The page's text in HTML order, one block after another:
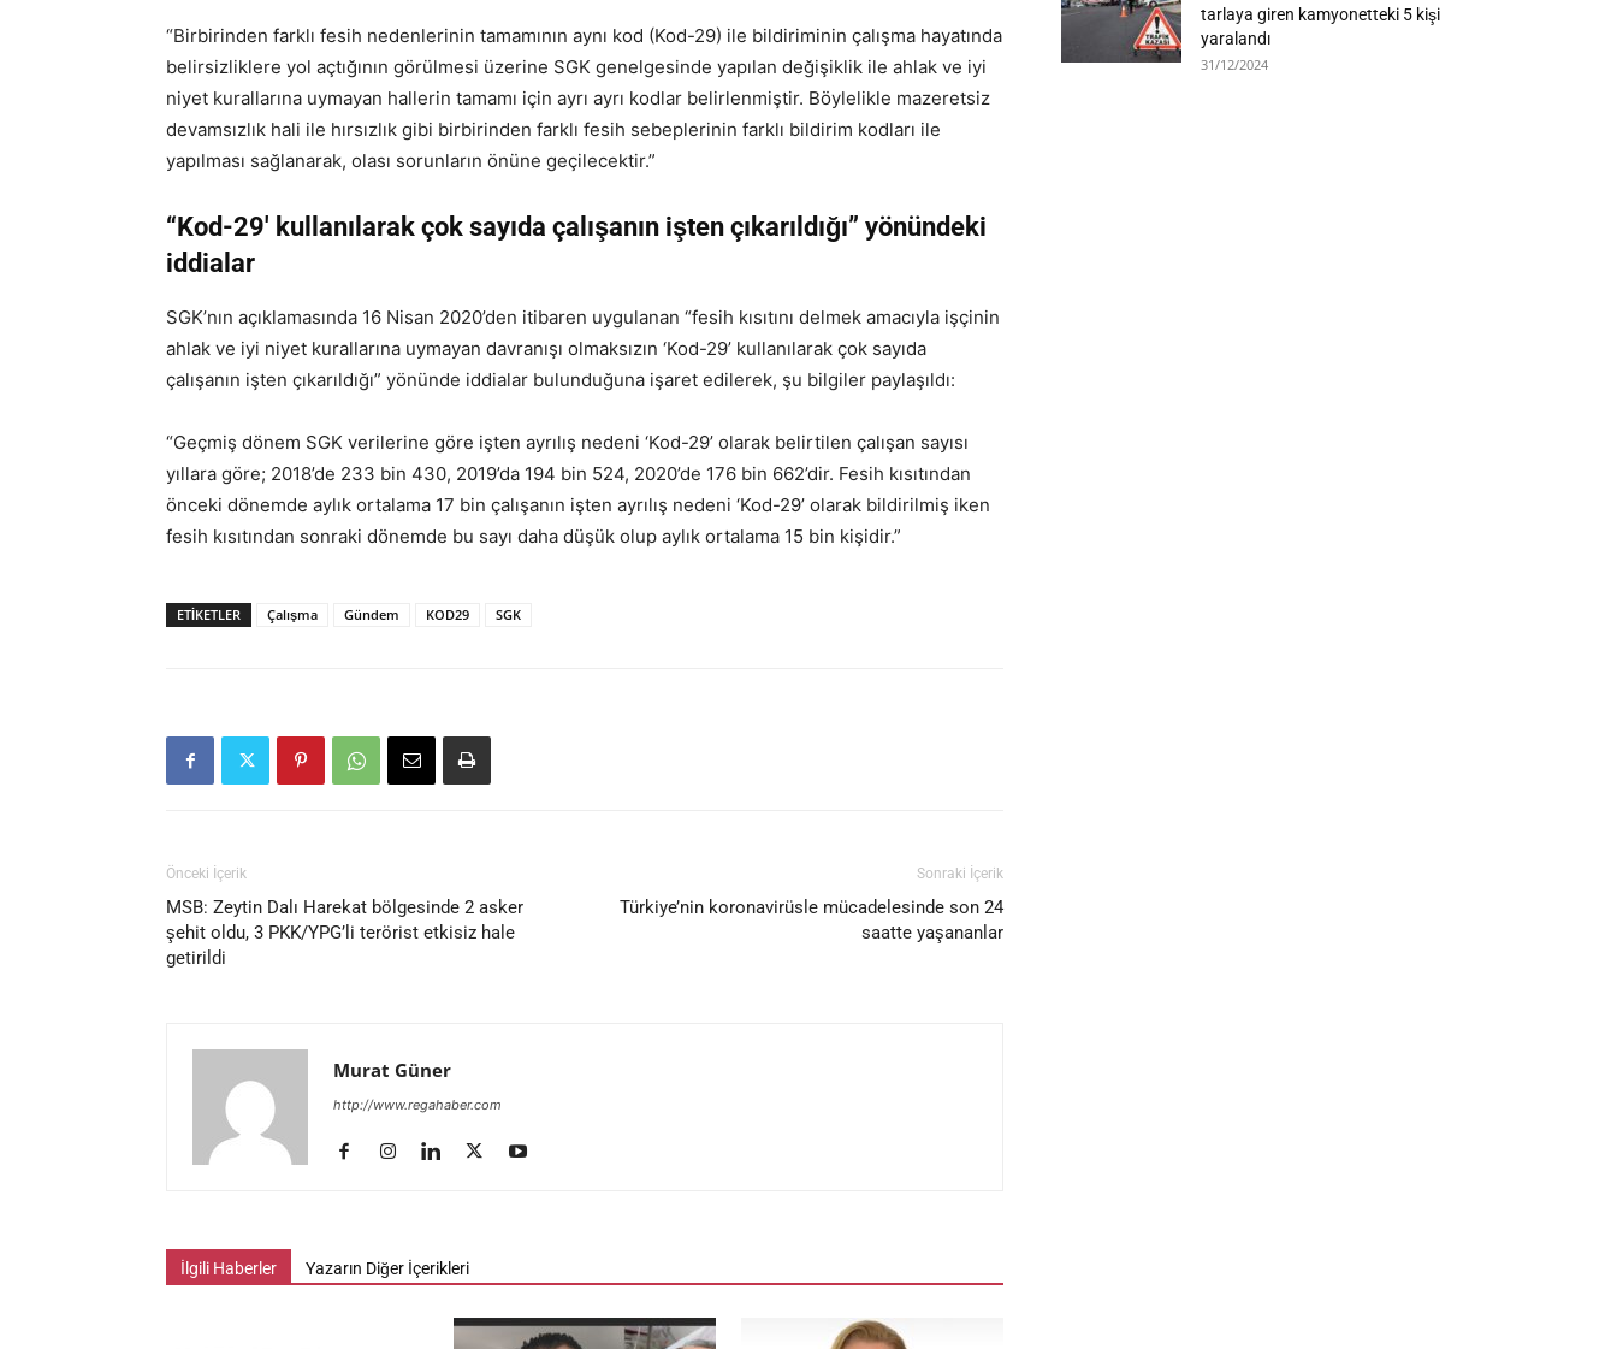
“Birbirinden farklı fesih nedenlerinin tamamının aynı kod (Kod-29) ile bildiriminin çalışma hayatında
belirsizliklere yol açtığının görülmesi üzerine SGK genelgesinde yapılan değişiklik ile ahlak ve iyi
niyet kurallarına uymayan hallerin tamamı için ayrı ayrı kodlar belirlenmiştir. Böylelikle mazeretsiz
devamsızlık hali ile hırsızlık gibi birbirinden farklı fesih sebeplerinin farklı bildirim kodları ile
yapılması sağlanarak, olası sorunların önüne geçilecektir.”
“Kod-29′ kullanılarak çok sayıda çalışanın işten çıkarıldığı” yönündeki
iddialar
SGK’nın açıklamasında 16 Nisan 2020’den itibaren uygulanan “fesih kısıtını delmek amacıyla işçinin
ahlak ve iyi niyet kurallarına uymayan davranışı olmaksızın ‘Kod-29’ kullanılarak çok sayıda
çalışanın işten çıkarıldığı” yönünde iddialar bulunduğuna işaret edilerek, şu bilgiler paylaşıldı:
“Geçmiş dönem SGK verilerine göre işten ayrılış nedeni ‘Kod-29’ olarak belirtilen çalışan sayısı
yıllara göre; 2018’de 233 bin 430, 2019’da 194 bin 524, 2020’de 176 bin 662’dir. Fesih kısıtından
önceki dönemde aylık ortalama 17 bin çalışanın işten ayrılış nedeni ‘Kod-29’ olarak bildirilmiş iken
fesih kısıtından sonraki dönemde bu sayı daha düşük olup aylık ortalama 15 bin kişidir.”
ETIKETLER Çalışma Gündem KOD29 SGK
Önceki İçerik
MSB: Zeytin Dalı Harekat bölgesinde 2 asker
şehit oldu, 3 PKK/YPG’li terörist etkisiz hale
getirildi
Sonraki İçerik
Türkiye’nin koronavirüsle mücadelesinde son 24
saatte yaşananlar
Murat Güner
http://www.regahaber.com
İlgili Haberler Yazarın Diğer İçerikleri
tarlaya giren kamyonetteki 5 kişi
yaralandı
31/12/2024